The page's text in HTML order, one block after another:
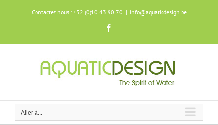
Contactez nous : +32 (0)10 43 90 70 | info@aquaticdesign.be
Aller à...